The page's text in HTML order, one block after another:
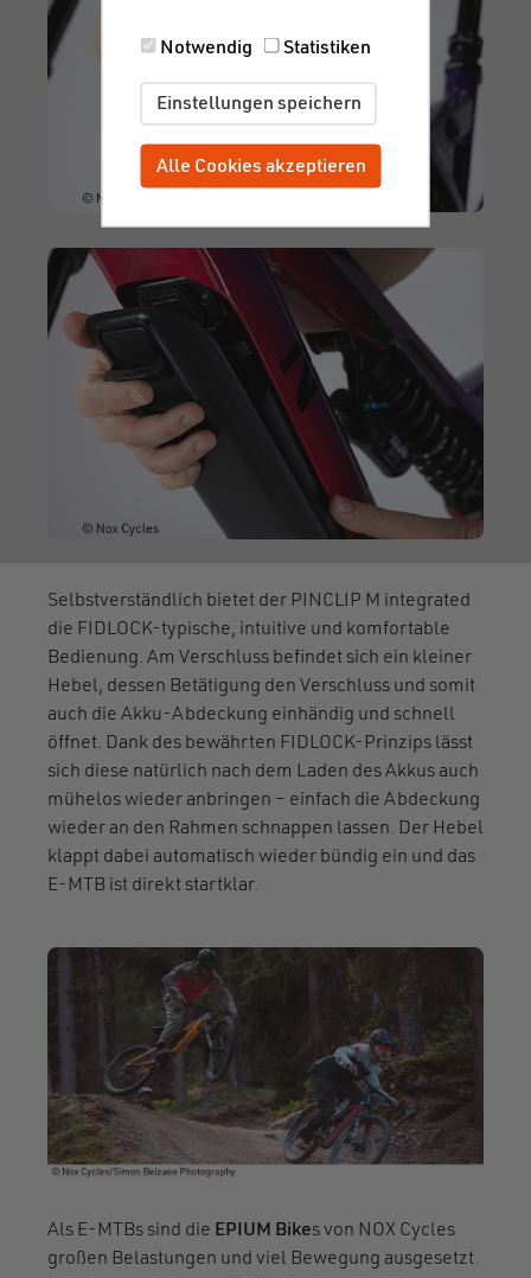
Selbstverständlich bietet der PINCLIP M integrated
die FIDLOCK-typische, intuitive und komfortable
Bedienung. Am Verschluss befindet sich ein kleiner
Hebel, dessen Betätigung den Verschluss und somit
auch die Akku-Abdeckung einhändig und schnell
öffnet. Dank des bewährten FIDLOCK-Prinzips lässt
sich diese natürlich nach dem Laden des Akkus auch
mühelos wieder anbringen – einfach die Abdeckung
wieder an den Rahmen schnappen lassen. Der Hebel
klappt dabei automatisch wieder bündig ein und das
E-MTB ist direkt startklar.
Als E-MTBs sind die EPIUM Bikes von NOX Cycles
großen Belastungen und viel Bewegung ausgesetzt.
Notwendig Statistiken
Einstellungen speichern
Alle Cookies akzeptieren
Zustimmung zurückziehen